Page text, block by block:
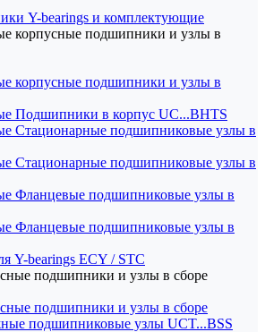
Y-bearings и комплектующие
корпусные подшипники и узлы в
корпусные подшипники и узлы в
Подшипники в корпус UC...BHTS
Стационарные подшипниковые узлы в
Стационарные подшипниковые узлы в
Фланцевые подшипниковые узлы в
Фланцевые подшипниковые узлы в
Y-bearings ECY / STC
подшипники и узлы в сборе
подшипники и узлы в сборе
подшипниковые узлы UCT...BSS